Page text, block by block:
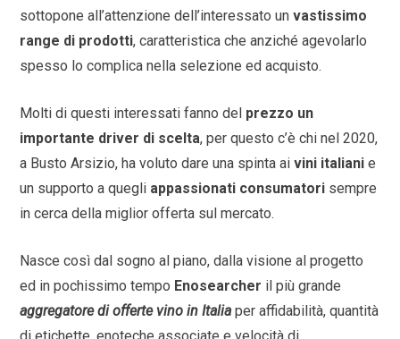
sottopone all’attenzione dell’interessato unvastissimo
range di prodotti, caratteristica che anziché agevolarlo
spesso lo complica nella selezione ed acquisto.
Molti di questi interessati fanno del prezzo un
importante driver di scelta, per questo c’è chi nel 2020,
a Busto Arsizio, ha voluto dare una spinta aivini italiani e
un supporto a quegli appassionati consumatori sempre
in cerca della miglior offerta sul mercato.
Nasce così dal sogno al piano, dalla visione al progetto
ed in pochissimo tempo Enosearcher il più grande
aggregatore di offerte vino in Italia per affidabilità, quantità